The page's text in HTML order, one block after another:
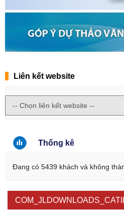
Liên kết website
Thống kê
Đang có 5439 khách và không